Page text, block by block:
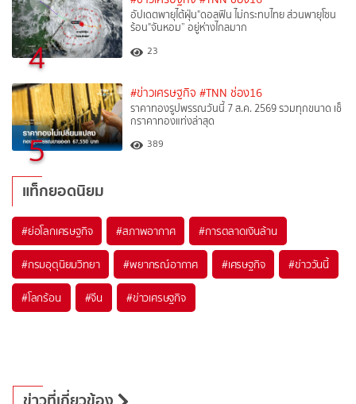
4
อัปเดตพายุไต้ฝุ่น"ดอลฟิน ไม่กระทบไทย ส่วนพายุโซน
ร้อน"จันหอม” อยู่ห่างไกลมาก
23
5
#ข่าวเศรษฐกิจ #TNN ช่อง16
ราคาทองรูปพรรณวันนี้ 7 ส.ค. 2569 รวมทุกขนาด เช็
กราคาทองแท่งล่าสุด
389
แท็กยอดนิยม
#ย่อโลกเศรษฐกิจ #สภาพอากาศ #การตลาดเงินล้าน
#กรมอุตุนิยมวิทยา #พยากรณ์อากาศ #เศรษฐกิจ #ข่าววันนี้
#โลกร้อน #จีน #ข่าวเศรษฐกิจ